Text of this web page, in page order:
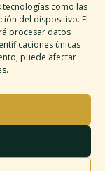
tecnologías como las
del dispositivo. El
procesar datos
únicas
puede afectar